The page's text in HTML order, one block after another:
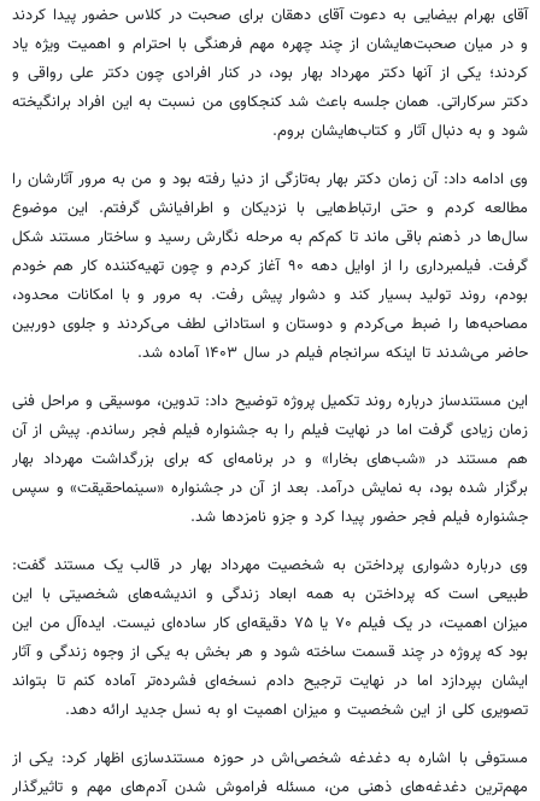
آقای بهرام بیضایی به دعوت آقای دهقان برای صحبت در کلاس حضور پیدا کردند
و در میان صحبت‌هایشان از چند چهره مهم فرهنگی با احترام و اهمیت ویژه یاد
کردند؛ یکی از آنها دکتر مهرداد بهار بود، در کنار افرادی چون دکتر علی رواقی و
دکتر سرکاراتی. همان جلسه باعث شد کنجکاوی من نسبت به این افراد برانگیخته
شود و به دنبال آثار و کتاب‌هایشان بروم.
وی ادامه داد: آن زمان دکتر بهار به‌تازگی از دنیا رفته بود و من به مرور آثارشان را
مطالعه کردم و حتی ارتباط‌هایی با نزدیکان و اطرافیانش گرفتم. این موضوع
سال‌ها در ذهنم باقی ماند تا کم‌کم به مرحله نگارش رسید و ساختار مستند شکل
گرفت. فیلمبرداری را از اوایل دهه ۹۰ آغاز کردم و چون تهیه‌کننده کار هم خودم
بودم، روند تولید بسیار کند و دشوار پیش رفت. به مرور و با امکانات محدود،
مصاحبه‌ها را ضبط می‌کردم و دوستان و استادانی لطف می‌کردند و جلوی دوربین
حاضر می‌شدند تا اینکه سرانجام فیلم در سال ۱۴۰۳ آماده شد.
این مستندساز درباره روند تکمیل پروژه توضیح داد: تدوین، موسیقی و مراحل فنی
زمان زیادی گرفت اما در نهایت فیلم را به جشنواره فیلم فجر رساندم. پیش از آن
هم مستند در «شب‌های بخارا» و در برنامه‌ای که برای بزرگداشت مهرداد بهار
برگزار شده بود، به نمایش درآمد. بعد از آن در جشنواره «سینماحقیقت» و سپس
جشنواره فیلم فجر حضور پیدا کرد و جزو نامزدها شد.
وی درباره دشواری پرداختن به شخصیت مهرداد بهار در قالب یک مستند گفت:
طبیعی است که پرداختن به همه ابعاد زندگی و اندیشه‌های شخصیتی با این
میزان اهمیت، در یک فیلم ۷۰ یا ۷۵ دقیقه‌ای کار ساده‌ای نیست. ایده‌آل من این
بود که پروژه در چند قسمت ساخته شود و هر بخش به یکی از وجوه زندگی و آثار
ایشان بپردازد اما در نهایت ترجیح دادم نسخه‌ای فشرده‌تر آماده کنم تا بتواند
تصویری کلی از این شخصیت و میزان اهمیت او به نسل جدید ارائه دهد.
مستوفی با اشاره به دغدغه شخصی‌اش در حوزه مستندسازی اظهار کرد: یکی از
مهم‌ترین دغدغه‌های ذهنی من، مسئله فراموش شدن آدم‌های مهم و تاثیرگذار